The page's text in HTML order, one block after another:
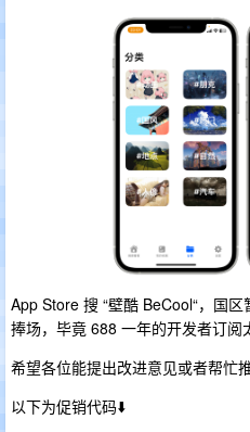
App Store 搜 “壁酷 BeCool“，国区
捧场，毕竟 688 一年的开发者订阅
希望各位能提出改进意见或者帮忙
以下为促销代码⬇️